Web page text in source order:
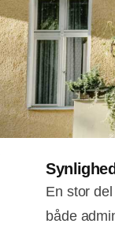
En stor
både